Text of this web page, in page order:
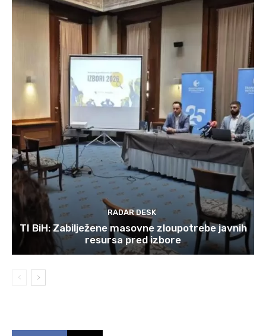
RADAR DESK
TI BiH: Zabilježene masovne zloupotrebe javnih
resursa pred izbore